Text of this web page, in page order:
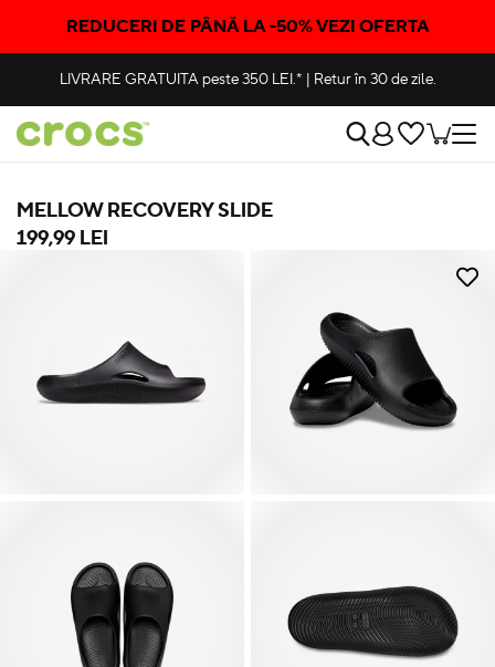
REDUCERI DE PÂNĂ LA -50% VEZI OFERTA
LIVRARE GRATUITApeste 350 LEI.* | Retur în 30 de zile.
MELLOW RECOVERY SLIDE
199,99 LEI